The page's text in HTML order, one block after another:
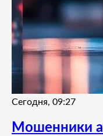
Сегодня, 09:27
Мошенники